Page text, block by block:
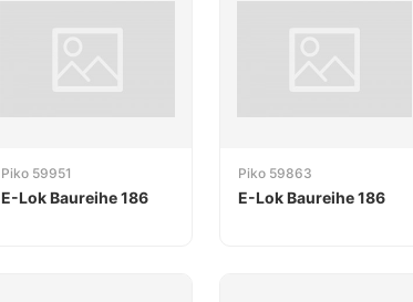
Piko 59951
E-Lok Baureihe 186
Piko 59863
E-Lok Baureihe 186